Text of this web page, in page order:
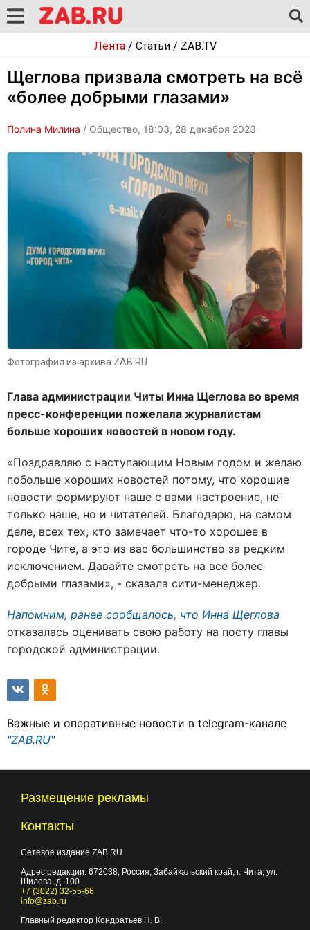
Лента/ Статьи/ ZAB.TV
Щеглова призвала смотреть на всё
«более добрыми глазами»
Полина Милина / Общество, 18:03, 28 декабря 2023
Фотография из архива ZAB.RU
Глава администрации Читы Инна Щеглова во время
пресс-конференции пожелала журналистам
больше хороших новостей в новом году.
«Поздравляю с наступающим Новым годом и желаю
побольше хороших новостей потому, что хорошие
новости формируют наше с вами настроение, не
только наше, но и читателей. Благодарю, на самом
деле, всех тех, кто замечает что-то хорошее в
городе Чите, а это из вас большинство за редким
исключением. Давайте смотреть на все более
добрыми глазами», - сказала сити-менеджер.
Напомним, ранее сообщалось, что Инна Щеглова
отказалась оценивать свою работу на посту главы
городской администрации.
Важные и оперативные новости в telegram-канале
"ZAB.RU"
Размещение рекламы
Контакты
Сетевое издание ZAB.RU
Адрес редакции: 672038 , Россия, Забайкальский край, г. Чита ул.
Шилова, д. 100
+7 (3022) 32-55-66
info@zab.ru
Главный редактор Кондратьев Н. В.